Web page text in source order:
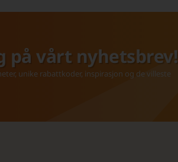
på vårt nyhetsbrev!
unike rabattkoder, inspirasjon og de villeste